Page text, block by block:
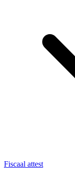
Fiscaal attest